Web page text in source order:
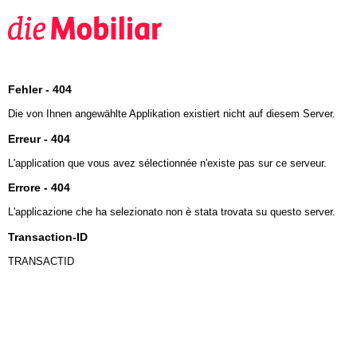
Fehler - 404
Die von Ihnen angewählte Applikation existiert nicht auf diesem Server.
Erreur - 404
L'application que vous avez sélectionnée n'existe pas sur ce serveur.
Errore - 404
L'applicazione che ha selezionato non è stata trovata su questo server.
Transaction-ID
TRANSACTID